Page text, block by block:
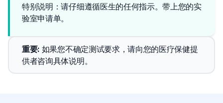
特别说明：请仔细遵循医生的任何指示。带上您的实
验室申请单。
重要: 如果您不确定测试要求，请向您的医疗保健提
供者咨询具体说明。